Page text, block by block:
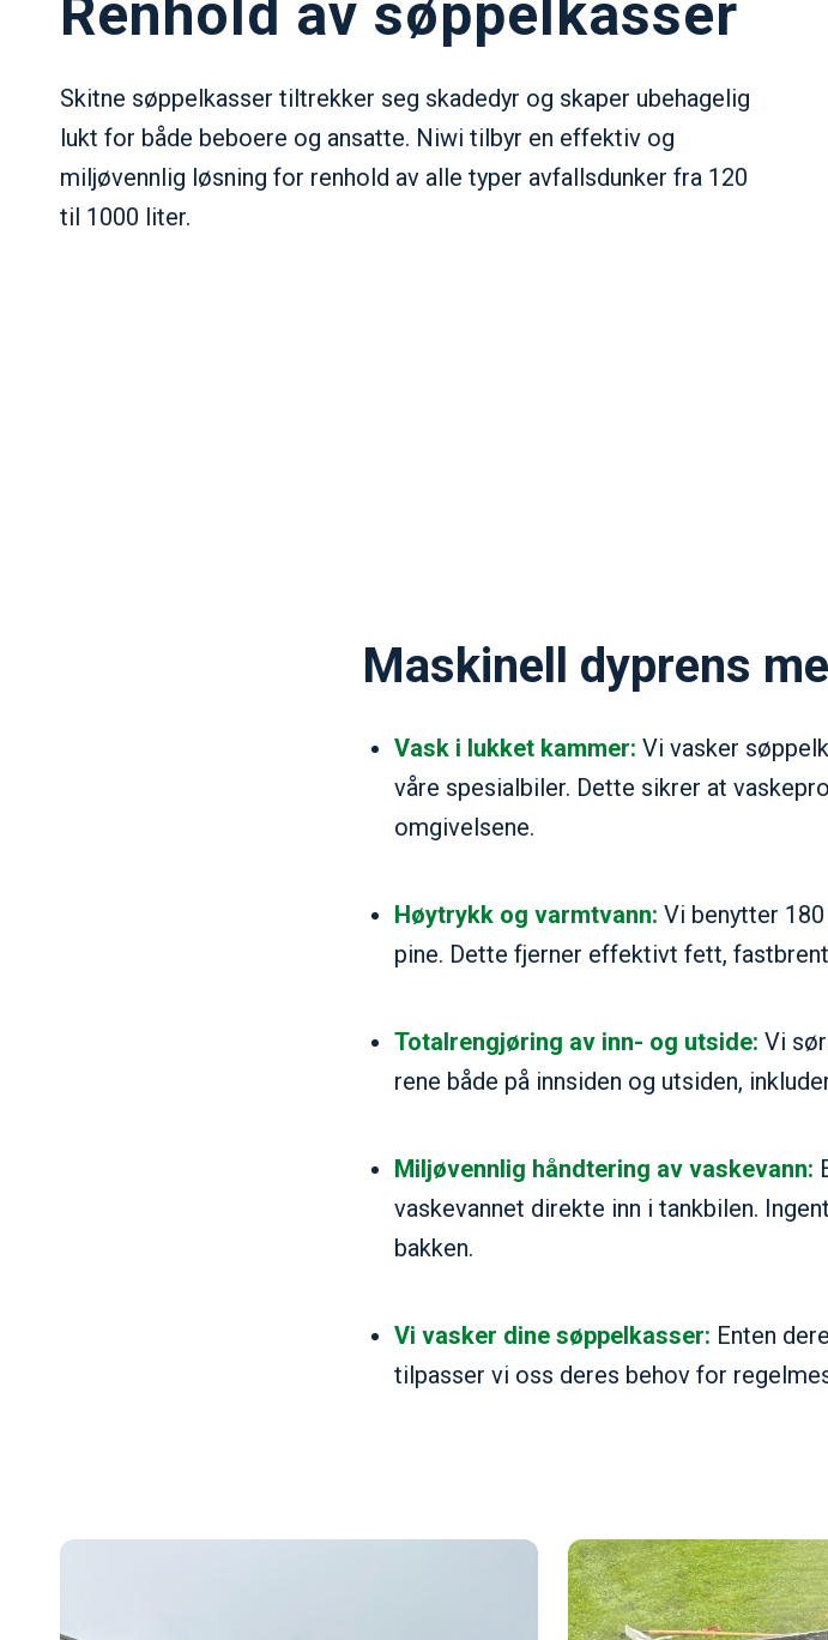
Renhold av søppelkasser
Skitne søppelkasser tiltrekker seg skadedyr og skaper ubehagelig
lukt for både beboere og ansatte. Niwi tilbyr en effektiv og
miljøvennlig løsning for renhold av alle typer avfallsdunker fra 120
til 1000 liter.
Maskinell dyprens
Vask i lukket kammer: Vi vasker
våre spesialbiler. Dette sikrer at
omgivelsene.
Høytrykk og varmtvann: Vi benytter
pine. Dette fjerner effektivt fett,
Totalrengjøring av inn- og utside: Vi
rene både på innsiden og utsiden,
Miljøvennlig håndtering av vaskevann:
vaskevannet direkte inn i tankbilen.
bakken.
Vi vasker dine søppelkasser: Enten
tilpasser vi oss deres behov for